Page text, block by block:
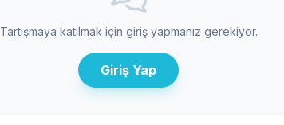
Tartışmaya katılmak için giriş yapmanız gerekiyor.
Giriş Yap